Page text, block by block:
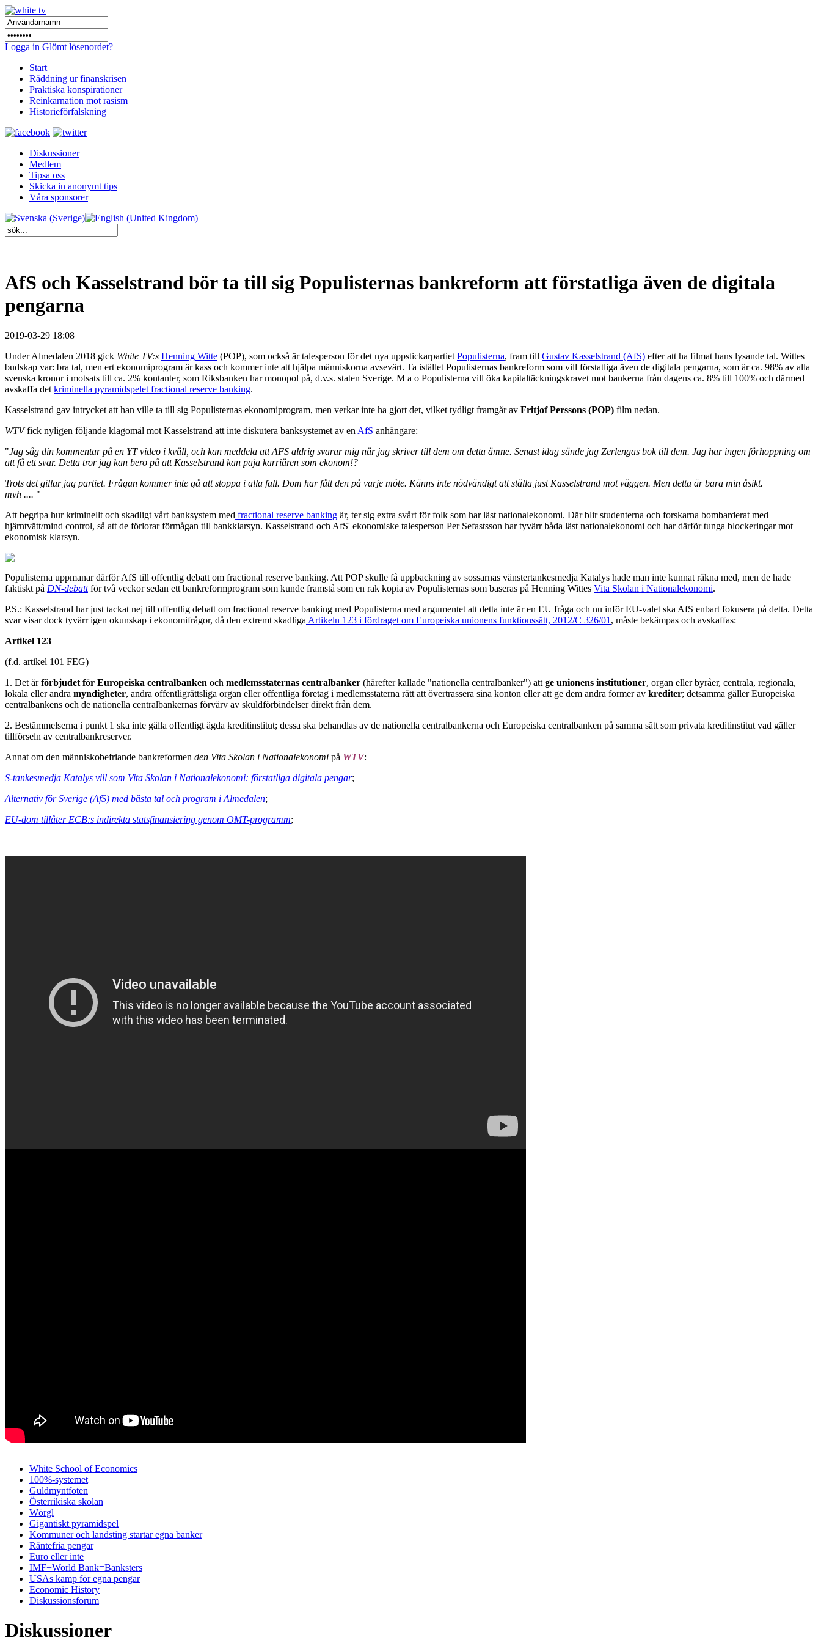
Logga in Glömt lösenordet?
Start
Räddning ur finanskrisen
Praktiska konspirationer
Reinkarnation mot rasism
Historieförfalskning
Diskussioner
Medlem
Tipsa oss
Skicka in anonymt tips
Våra sponsorer
AfS och Kasselstrand bör ta till sig Populisternas bankreform att förstatliga även de digitala
pengarna
2019-03-29 18:08
Under Almedalen 2018 gick White TV:s Henning Witte (POP), som också är talesperson för det nya uppstickarpartiet Populisterna, fram till Gustav Kasselstrand (AfS) efter att ha filmat hans lysande tal. Wittes
budskap var: bra tal, men ert ekonomiprogram är kass och kommer inte att hjälpa människorna avsevärt. Ta istället Populisternas bankreform som vill förstatliga även de digitala pengarna, som är ca. 98% av alla
svenska kronor i motsats till ca. 2% kontanter, som Riksbanken har monopol på, d.v.s. staten Sverige. M a o Populisterna vill öka kapitaltäckningskravet mot bankerna från dagens ca. 8% till 100% och därmed
avskaffa det kriminella pyramidspelet fractional reserve banking.
Kasselstrand gav intrycket att han ville ta till sig Populisternas ekonomiprogram, men verkar inte ha gjort det, vilket tydligt framgår av Fritjof Perssons (POP) film nedan.
WTVfick nyligen följande klagomål mot Kasselstrand att inte diskutera banksystemet av en AfS anhängare:
"Jag såg din kommentar på en YT video i kväll, och kan meddela att AFS aldrig svarar mig när jag skriver till dem om detta ämne. Senast idag sände jag Zerlengas bok till dem. Jag har ingen förhoppning om
att få ett svar. Detta tror jag kan bero på att Kasselstrand kan paja karriären som ekonom!?
Trots det gillar jag partiet. Frågan kommer inte gå att stoppa i alla fall. Dom har fått den på varje möte. Känns inte nödvändigt att ställa just Kasselstrand mot väggen. Men detta är bara min åsikt.
mvh .... "
Att begripa hur kriminellt och skadligt vårt banksystem med fractional reserve banking är, ter sig extra svårt för folk som har läst nationalekonomi. Där blir studenterna och forskarna bombarderat med
hjärntvätt/mind control, så att de förlorar förmågan till bankklarsyn. Kasselstrand och AfS' ekonomiske talesperson Per Sefastsson har tyvärr båda läst nationalekonomi och har därför tunga blockeringar mot
ekonomisk klarsyn.
Populisterna uppmanar därför AfS till offentlig debatt om fractional reserve banking. Att POP skulle få uppbackning av sossarnas vänstertankesmedja Katalys hade man inte kunnat räkna med, men de hade
faktiskt på DN-debattför två veckor sedan ett bankreformprogram som kunde framstå som en rak kopia av Populisternas som baseras på Henning Wittes Vita Skolan i Nationalekonomi.
P.S.: Kasselstrand har just tackat nej till offentlig debatt om fractional reserve banking med Populisterna med argumentet att detta inte är en EU fråga och nu inför EU-valet ska AfS enbart fokusera på detta. Detta
svar visar dock tyvärr igen okunskap i ekonomifrågor, då den extremt skadliga Artikeln 123 i fördraget om Europeiska unionens funktionssätt, 2012/C 326/01 , måste bekämpas och avskaffas:
Artikel 123
(f.d. artikel 101 FEG)
1. Det ärförbjudet för Europeiska centralbanken och medlemsstaternas centralbanker (härefter kallade "nationella centralbanker") att ge unionens institutioner, organ eller byråer, centrala, regionala,
lokala eller andra myndigheter, andra offentligrättsliga organ eller offentliga företag i medlemsstaterna rätt att övertrassera sina konton eller att ge dem andra former av krediter; detsamma gäller Europeiska
centralbankens och de nationella centralbankernas förvärv av skuldförbindelser direkt från dem.
2. Bestämmelserna i punkt 1 ska inte gälla offentligt ägda kreditinstitut; dessa ska behandlas av de nationella centralbankerna och Europeiska centralbanken på samma sätt som privata kreditinstitut vad gäller
tillförseln av centralbankreserver.
Annat om den människobefriande bankreformen den Vita Skolan i Nationalekonomi på WTV:
S-tankesmedja Katalys vill som Vita Skolan i Nationalekonomi: förstatliga digitala pengar;
Alternativ för Sverige (AfS) med bästa tal och program i Almedalen;
EU-dom tillåter ECB:s indirekta statsfinansiering genom OMT-programm;
White School of Economics
100%-systemet
Guldmyntfoten
Österrikiska skolan
Wörgl
Gigantiskt pyramidspel
Kommuner och landsting startar egna banker
Räntefria pengar
Euro eller inte
IMF+World Bank=Banksters
USAs kamp för egna pengar
Economic History
Diskussionsforum
Diskussioner